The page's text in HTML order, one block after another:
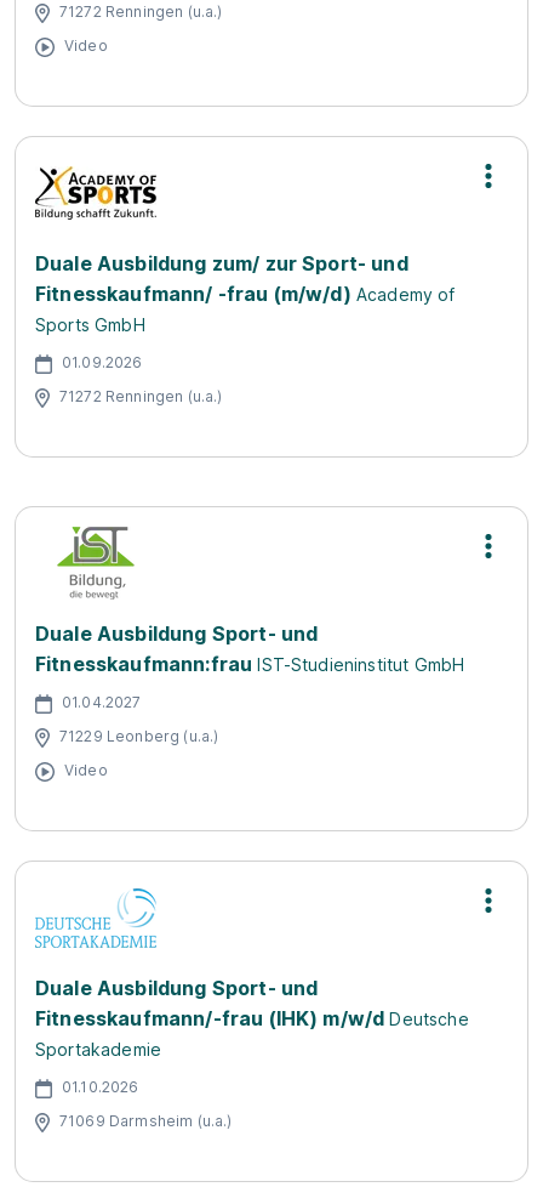
71272 Renningen (u.a.)
Video
Duale Ausbildung zum/ zur Sport- und
Fitnesskaufmann/ -frau (m/w/d) Academy of
Sports GmbH
01.09.2026
71272 Renningen (u.a.)
Duale Ausbildung Sport- und
Fitnesskaufmann:frau IST-Studieninstitut GmbH
01.04.2027
71229 Leonberg (u.a.)
Video
Duale Ausbildung Sport- und
Fitnesskaufmann/-frau (IHK) m/w/d Deutsche
Sportakademie
01.10.2026
71069 Darmsheim (u.a.)